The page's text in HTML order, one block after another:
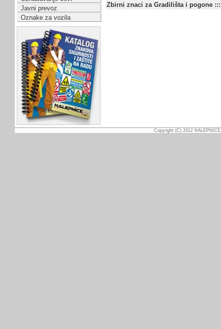
Javni prevoz
Oznake za vozila
Zbirni znaci za Gradilišta i pogone
Copyright (C) 2012